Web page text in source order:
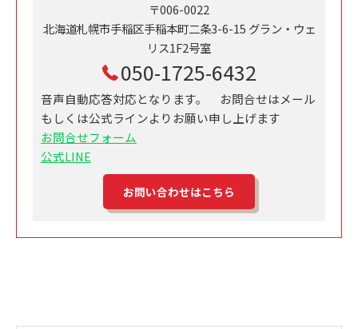
〒006-0022
北海道札幌市手稲区手稲本町二条3-6-15 グラン・ウェ
リス1F2号室
050-1725-6432
音声自動応答対応となります。 お問合せはメール
もしくは公式ラインよりお願い申し上げます
お問合せフォーム
公式LINE
お問い合わせはこちら